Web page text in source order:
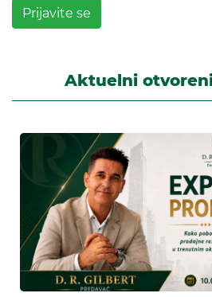
Prijavite se
Aktuelni